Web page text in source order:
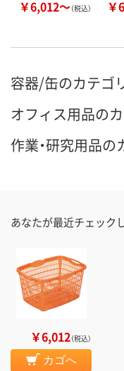
￥6,012～（税込） ￥
容器/缶のカテゴ
オフィス用品の
作業・研究用品の
あなたが最近チェック
￥6,012（税込）
カゴへ